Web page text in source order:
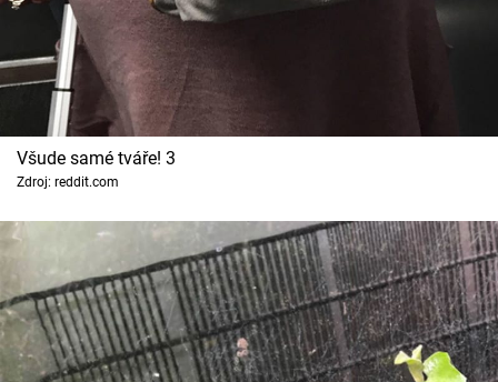
Všude samé tváře! 3
Zdroj: reddit.com